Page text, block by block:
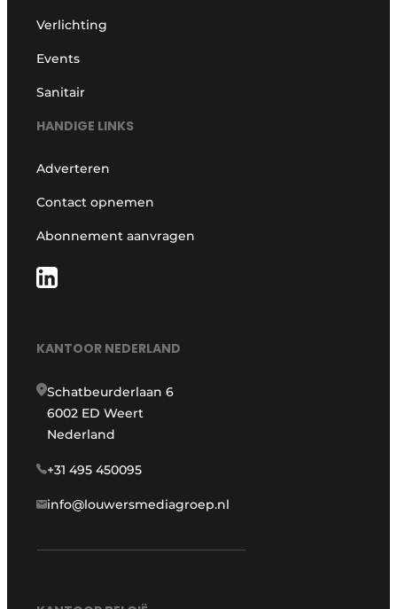
Verlichting
Events
Sanitair
HANDIGE LINKS
Adverteren
Contact opnemen
Abonnement aanvragen
KANTOOR NEDERLAND
Schatbeurderlaan 6
6002 ED Weert
Nederland
+31 495 450095
info@louwersmediagroep.nl